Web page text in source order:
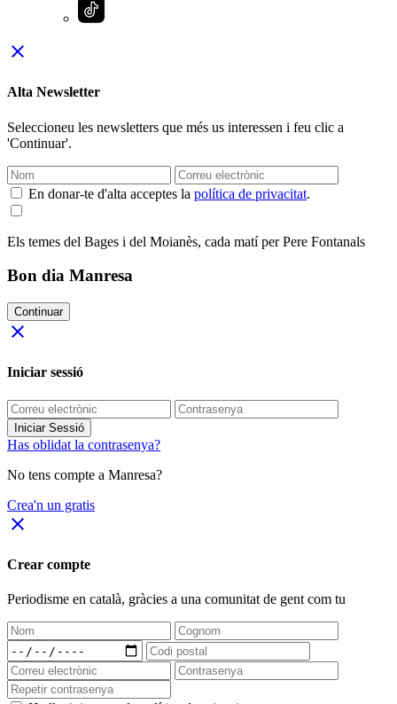
close
Alta Newsletter
Seleccioneu les newsletters que més us interessen i feu clic a
'Continuar'.
En donar-te d'alta acceptes la política de privacitat.
Els temes del Bages i del Moianès, cada matí per Pere Fontanals
Bon dia Manresa
Continuar
close
Iniciar sessió
Iniciar Sessió
Has oblidat la contrasenya?
No tens compte a Manresa?
Crea'n un gratis
close
Crear compte
Periodisme en català, gràcies a una comunitat de gent com tu